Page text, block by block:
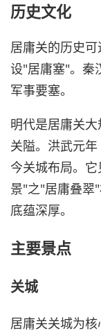
历史文化
居庸关的历史
设"居庸塞"。秦
军事要塞。
明代是居庸关
关隘。洪武元
今关城布局。
景"之"居庸叠翠
底蕴深厚。
主要景点
关城
居庸关关城为